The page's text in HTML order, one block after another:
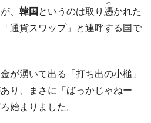
きた李在明。李在明を支持しな
員が「丸刈りになって抗議活
、 韓国 というのは取り 憑
つ
かれた
通貨スワップ」と連呼する国で
が湧いて出る「打ち出の小槌」
り、まさに「ばっかじゃねー
始まりました。